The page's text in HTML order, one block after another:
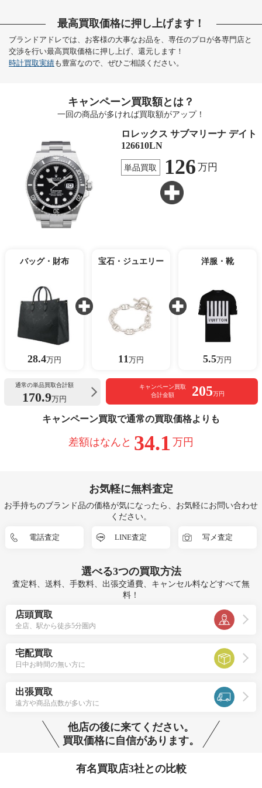
最高買取価格に押し上げます！
ブランドアドレでは、お客様の大事なお品を、専任のプロが各専門店と
交渉を行い最高買取価格に押し上げ、還元します！
時計買取実績も豊富なので、ぜひご相談ください。
キャンペーン買取額とは？
一回の商品が多ければ買取額がアップ！
ロレックス サブマリーナ デイト
126610LN
単品買取 126 万円
バッグ・財布
28.4万円
宝石・ジュエリー
11万円
洋服・靴
5.5万円
通常の単品買取合計額
170.9万円
キャンペーン買取
合計金額
205万円
キャンペーン買取で通常の買取価格よりも
差額はなんと 34.1 万円
お気軽に無料査定
お手持ちのブランド品の価格が気になったら、お気軽にお問い合わせ
ください。
電話査定 LINE査定 写メ査定
選べる3つの買取方法
査定料、送料、手数料、出張交通費、キャンセル料などすべて無
料！
店頭買取
全店、駅から徒歩5分圏内
宅配買取
日中お時間の無い方に
出張買取
遠方や商品点数が多い方に
他店の後に来てください。
買取価格に自信があります。
有名買取店3社との比較